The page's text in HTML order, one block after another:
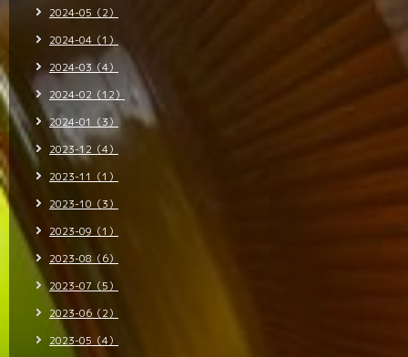
2024-05（2）
2024-04（1）
2024-03（4）
2024-02（12）
2024-01（3）
2023-12（4）
2023-11（1）
2023-10（3）
2023-09（1）
2023-08（6）
2023-07（5）
2023-06（2）
2023-05（4）